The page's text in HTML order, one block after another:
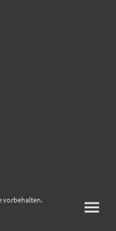
vorbehalten.